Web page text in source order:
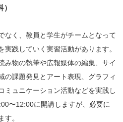
）
なく、教員と学生がチームとなって
践していく実習活動があります。
み物の執筆や広報媒体の編集、サイ
の課題発見とアート表現、グラフィ
ミュニケーション活動などを実践し
〜12:00に開講しますが、必要に
す。